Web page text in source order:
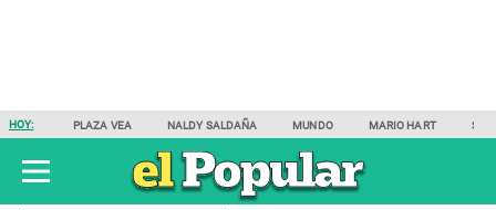
HOY: PLAZA VEA NALDY SALDAÑA MUNDO MARIO HART